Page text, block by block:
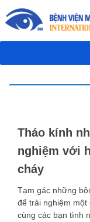
Tháo kính
nghiệm với
cháy
Tạm gác những
để trải nghiệm
cùng các bạn tình